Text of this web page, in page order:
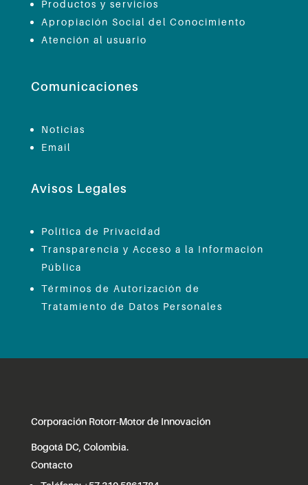
Productos y servicios
Apropiación Social del Conocimiento
Atención al usuario
Comunicaciones
Noticias
Email
Avisos Legales
Política de Privacidad
Transparencia y Acceso a la Información
Pública
Términos de Autorización de
Tratamiento de Datos Personales
Corporación Rotorr-Motor de Innovación
Bogotá DC, Colombia.
Contacto